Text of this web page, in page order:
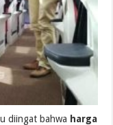
diingat bahwa harga